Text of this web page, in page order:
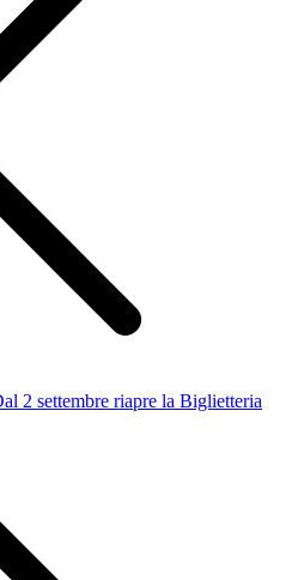
2 settembre riapre la Biglietteria